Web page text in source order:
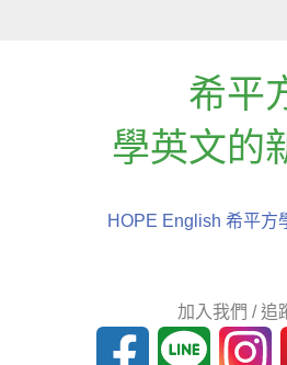
希平
學英文的
HOPE English 希平方
加入我們 / 追